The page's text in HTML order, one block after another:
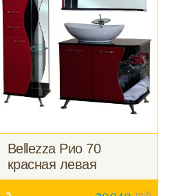
Bellezza Рио 70
красная левая